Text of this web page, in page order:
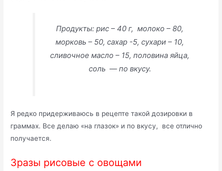
Продукты: рис – 40 г, молоко – 80,
морковь – 50, сахар -5, сухари – 10,
сливочное масло – 15, половина яйца,
соль — по вкусу.
Я редко придерживаюсь в рецепте такой дозировки в
граммах. Все делаю «на глазок» и по вкусу, все отлично
получается.
Зразы рисовые с овощами